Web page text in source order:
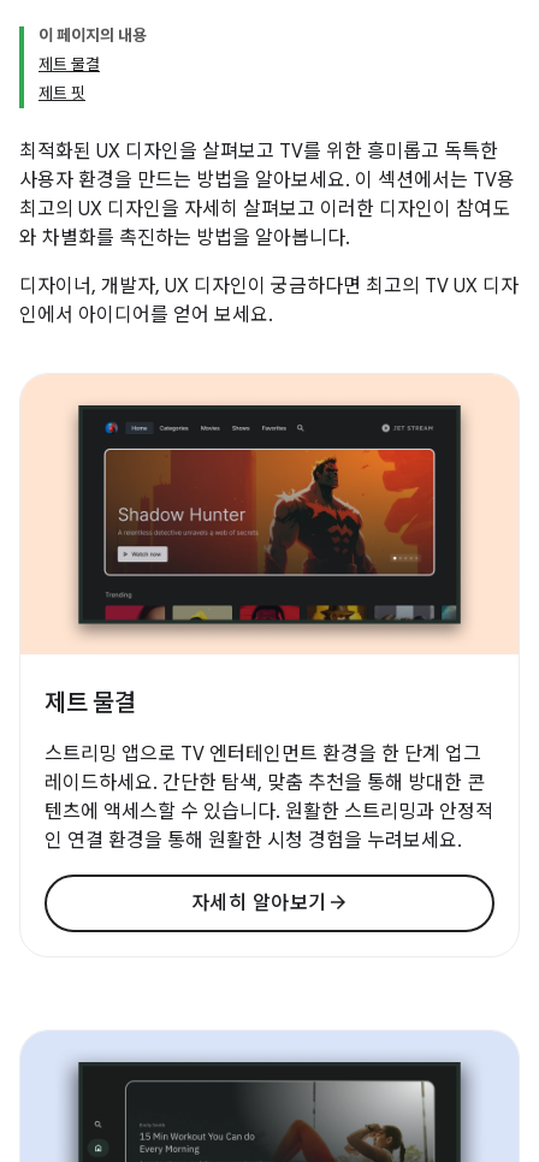
이 페이지의 내용
제트 물결
제트 핏
최적화된 UX 디자인을 살펴보고 TV를 위한 흥미롭고 독특한
사용자 환경을 만드는 방법을 알아보세요. 이 섹션에서는 TV용
최고의 UX 디자인을 자세히 살펴보고 이러한 디자인이 참여도
와 차별화를 촉진하는 방법을 알아봅니다.
디자이너, 개발자, UX 디자인이 궁금하다면 최고의 TV UX 디자
인에서 아이디어를 얻어 보세요.
제트 물결
스트리밍 앱으로 TV 엔터테인먼트 환경을 한 단계 업그
레이드하세요. 간단한 탐색, 맞춤 추천을 통해 방대한 콘
텐츠에 액세스할 수 있습니다. 원활한 스트리밍과 안정적
인 연결 환경을 통해 원활한 시청 경험을 누려보세요.
자세히 알아보기 arrow_forward